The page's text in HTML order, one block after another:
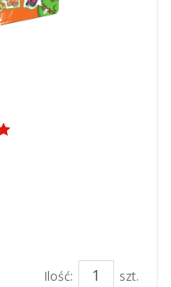
Ilość: szt.